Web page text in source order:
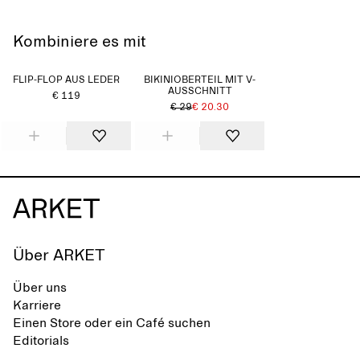
Kombiniere es mit
FLIP-FLOP AUS LEDER
€ 119
BIKINIOBERTEIL MIT V-
AUSSCHNITT
€ 29€ 20.30
Über ARKET
Über uns
Karriere
Einen Store oder ein Café suchen
Editorials